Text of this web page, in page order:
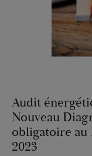
Audit
Nouveau
obligatoire au
2023